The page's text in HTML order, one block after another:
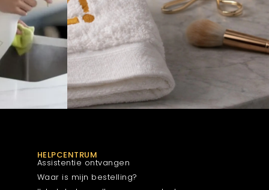
HELPCENTRUM
Assistentie ontvangen
Waar is mijn bestelling?